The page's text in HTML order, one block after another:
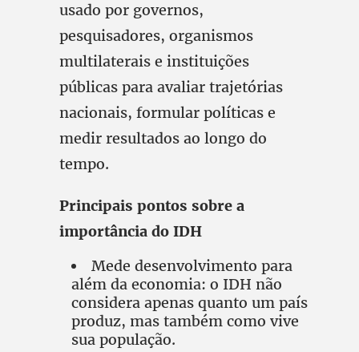
usado por governos,
pesquisadores, organismos
multilaterais e instituições
públicas para avaliar trajetórias
nacionais, formular políticas e
medir resultados ao longo do
tempo.
Principais pontos sobre a
importância do IDH
Mede desenvolvimento para
além da economia: o IDH não
considera apenas quanto um país
produz, mas também como vive
sua população.